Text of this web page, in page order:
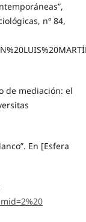
nº 84,
de mediación: el
En [Esfera